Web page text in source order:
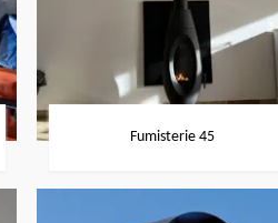
Fumisterie 45